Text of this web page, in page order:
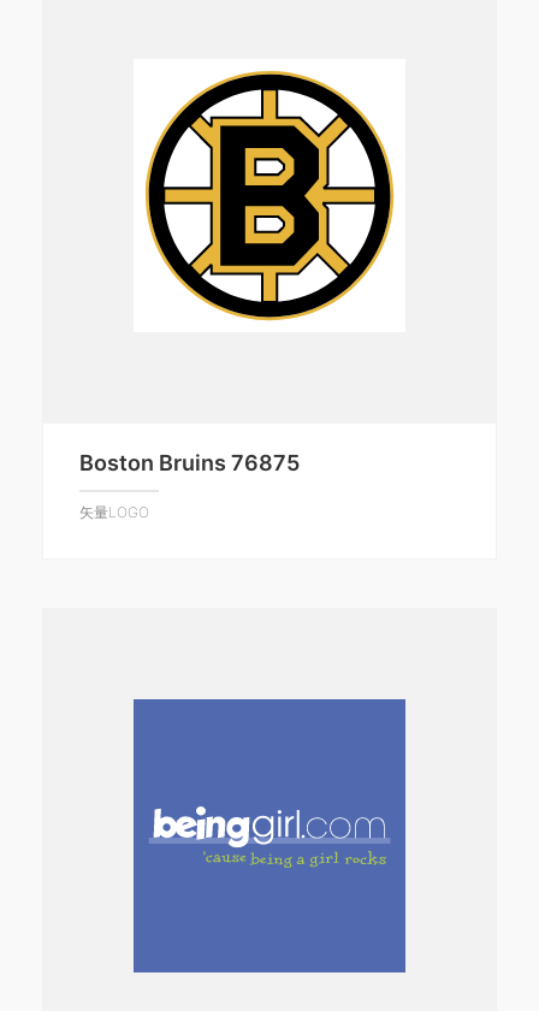
Boston Bruins 76875
矢量LOGO